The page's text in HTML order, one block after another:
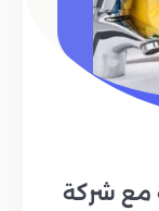
مع شركة